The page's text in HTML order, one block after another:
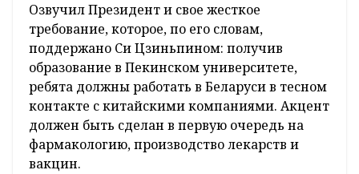
Озвучил Президент и свое жесткое
требование, которое, по его словам,
поддержано Си Цзиньпином: получив
образование в Пекинском университете,
ребята должны работать в Беларуси в тесном
контакте с китайскими компаниями. Акцент
должен быть сделан в первую очередь на
фармакологию, производство лекарств и
вакцин.